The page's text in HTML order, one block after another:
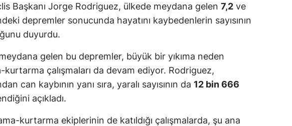
Başkanı Jorge Rodriguez, ülkede meydana gelen 7,2 ve
depremler sonucunda hayatını kaybedenlerin sayısının
duyurdu.
gelen bu depremler, büyük bir yıkıma neden
kurtarma çalışmaları da devam ediyor. Rodriguez,
can kaybının yanı sıra, yaralı sayısının da 12 bin 666
açıkladı.
kurtarma ekiplerinin de katıldığı çalışmalarda, şu ana